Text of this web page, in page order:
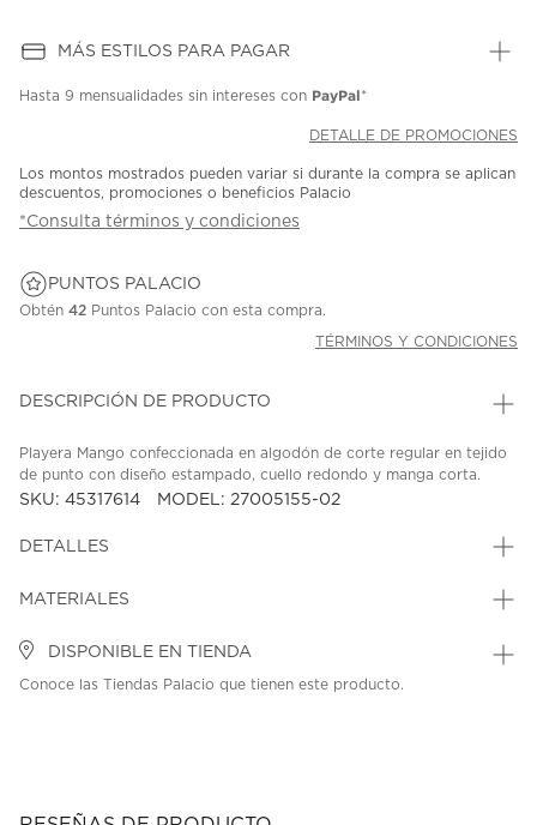
MÁS ESTILOS PARA PAGAR
Hasta 9 mensualidades sin intereses con PayPal*
DETALLE DE PROMOCIONES
Los montos mostrados pueden variar si durante la compra se aplican
descuentos, promociones o beneficios Palacio
*Consulta términos y condiciones
PUNTOS PALACIO
Obtén 42 Puntos Palacio con esta compra.
TÉRMINOS Y CONDICIONES
DESCRIPCIÓN DE PRODUCTO
Playera Mango confeccionada en algodón de corte regular en tejido
de punto con diseño estampado, cuello redondo y manga corta.
SKU: 45317614 MODEL: 27005155-02
DETALLES
MATERIALES
DISPONIBLE EN TIENDA
Conoce las Tiendas Palacio que tienen este producto.